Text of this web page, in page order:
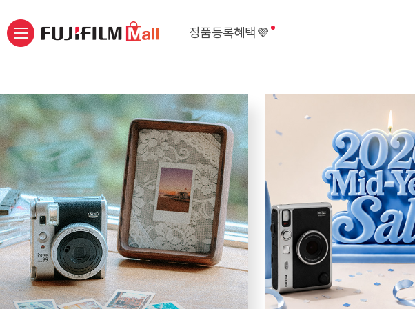
정품등록혜택💜